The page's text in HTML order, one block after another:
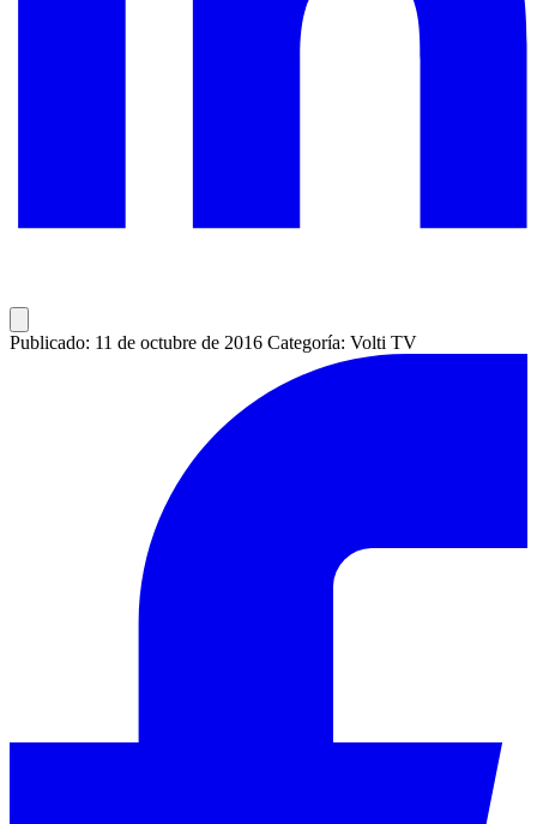
Publicado: 11 de octubre de 2016 Categoría: Volti TV